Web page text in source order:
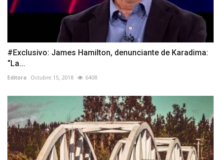
#Exclusivo: James Hamilton, denunciante de Karadima:
“La...
Editora Octubre 15, 2018 6408